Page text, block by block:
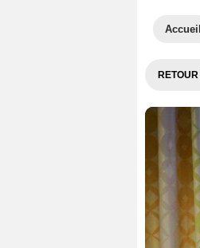
Accueil